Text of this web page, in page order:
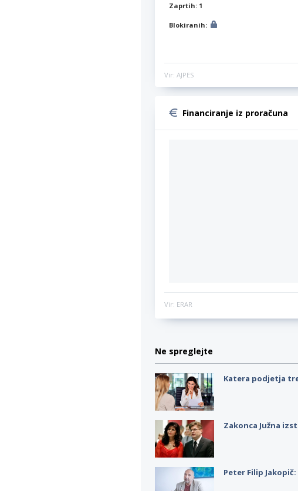
Zaprtih: 1
Blokiranih:
Vir: AJPES
Financiranje iz proračuna
Vir: ERAR
Ne spreglejte
Katera podjetja
Zakonca Južna
Peter Filip